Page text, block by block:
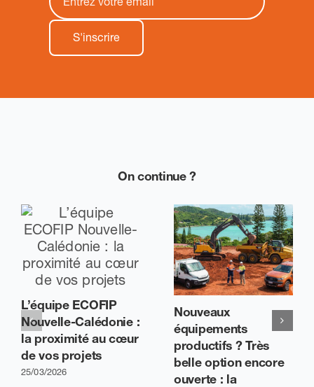
On continue ?
L’équipe ECOFIP
Nouvelle-Calédonie :
la proximité au cœur
de vos projets
25/03/2026
Nouveaux
équipements
productifs ? Très
belle option encore
ouverte : la